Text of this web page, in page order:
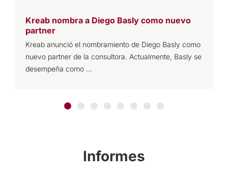
Kreab nombra a Diego Basly como nuevo
partner
Kreab anunció el nombramiento de Diego Basly como
nuevo partner de la consultora. Actualmente, Basly se
desempeña como ...
Informes